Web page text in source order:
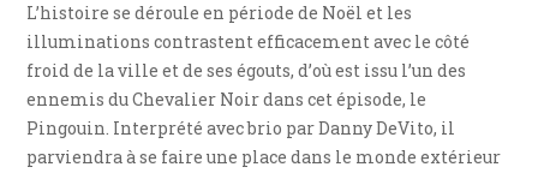
L’histoire se déroule en période de Noël et les
illuminations contrastent efficacement avec le côté
froid de la ville et de ses égouts, d’où est issu l’un des
ennemis du Chevalier Noir dans cet épisode, le
Pingouin. Interprété avec brio par Danny DeVito, il
parviendra à se faire une place dans le monde extérieur